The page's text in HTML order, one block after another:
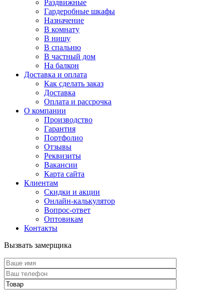
Раздвижные
Гардеробные шкафы
Назначение
В комнату
В нишу
В спальню
В частный дом
На балкон
Доставка и оплата
Как сделать заказ
Доставка
Оплата и рассрочка
О компании
Производство
Гарантия
Портфолио
Отзывы
Реквизиты
Вакансии
Карта сайта
Клиентам
Скидки и акции
Онлайн-калькулятор
Вопрос-ответ
Оптовикам
Контакты
Вызвать замерщика